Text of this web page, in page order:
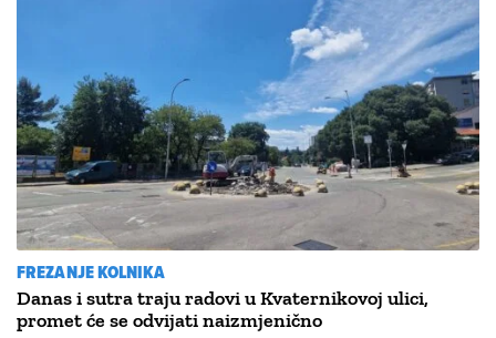
FREZANJE KOLNIKA
Danas i sutra traju radovi u Kvaternikovoj ulici,
promet će se odvijati naizmjenično